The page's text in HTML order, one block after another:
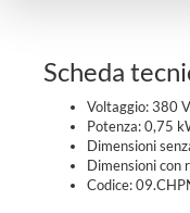
Scheda
Voltaggio: 380 V
Potenza: 0,75
Dimensioni
Dimensioni con
Codice: